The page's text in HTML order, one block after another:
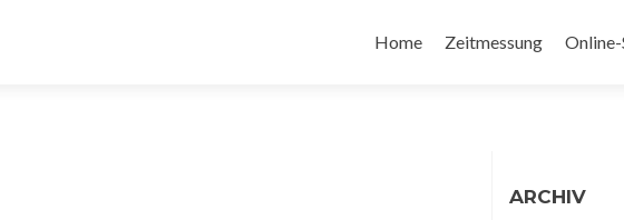
Inhalt
Home Zeitmessung
ARCHIV